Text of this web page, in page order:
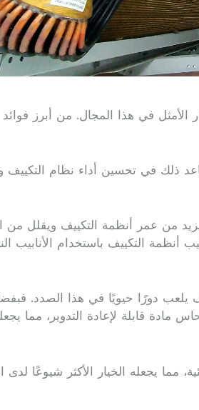
الأمثل في هذا المجال. من أبرز
ذلك في تحسين أداء نظام التكييف
من عمر أنظمة التكييف ويقلل من
أنظمة التكييف باستخدام الأنابيب
يلعب دورًا حيويًا في هذا الصدد.
مادة قابلة لإعادة التدوير، مما
مما يجعله الخيار الأكثر شيوعًا لدى